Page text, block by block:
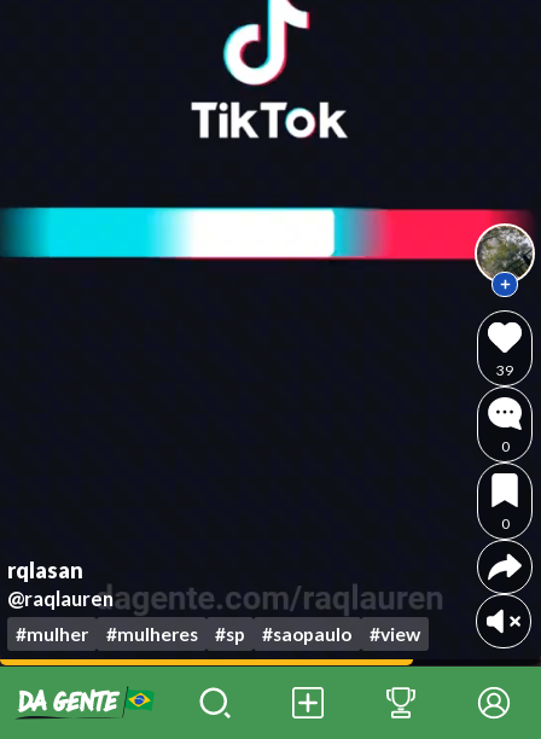
rqlasan
@raqlauren
#mulher #mulheres #sp #saopaulo #view
39
0
0